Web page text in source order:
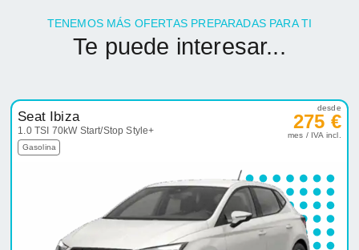
TENEMOS MÁS OFERTAS PREPARADAS PARA TI
Te puede interesar...
Seat Ibiza
1.0 TSI 70kW Start/Stop Style+
Gasolina
desde
275 €
mes / IVA incl.